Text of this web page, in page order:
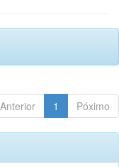
Anterior 1 Póximo